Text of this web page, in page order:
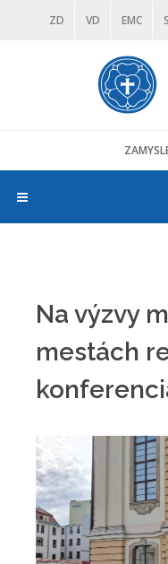
ZD VD EMC
DIAKONIA
Na výzvy
mestách